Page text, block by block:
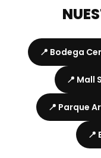
📍 Bodega
📍 Mall
📍 Parque
📍